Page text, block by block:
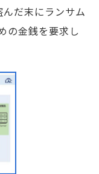
んだ末にランサム
の金銭を要求し